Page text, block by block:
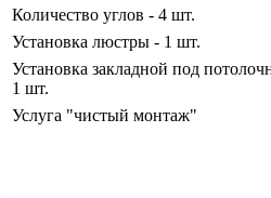
Количество углов - 4 шт.
Установка люстры - 1 шт.
Установка закладной под
1 шт.
Услуга "чистый монтаж"